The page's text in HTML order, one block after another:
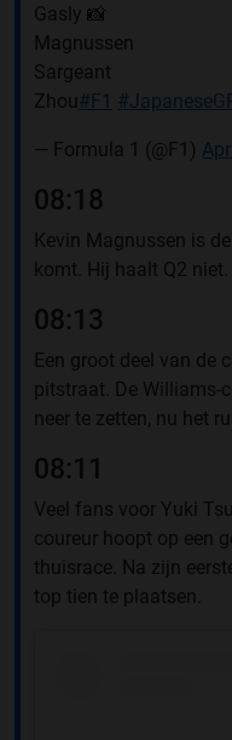
Gasly 📸
Magnussen
Sargeant
Zhou#F1
— Formula 1 (@F1)
08:18
Kevin Magnussen is
komt. Hij haalt Q2 niet.
08:13
Een groot deel van de
pitstraat. De Williams-
neer te zetten, nu het
08:11
Veel fans voor Yuki
coureur hoopt op een
thuisrace. Na zijn
top tien te plaatsen.